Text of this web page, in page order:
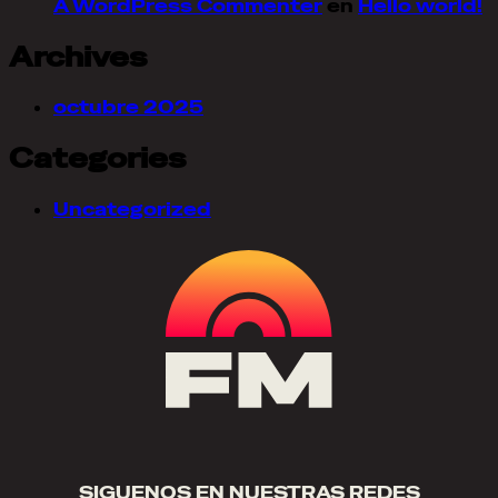
A WordPress Commenter en Hello world!
Archives
octubre 2025
Categories
Uncategorized
SIGUENOS EN NUESTRAS REDES